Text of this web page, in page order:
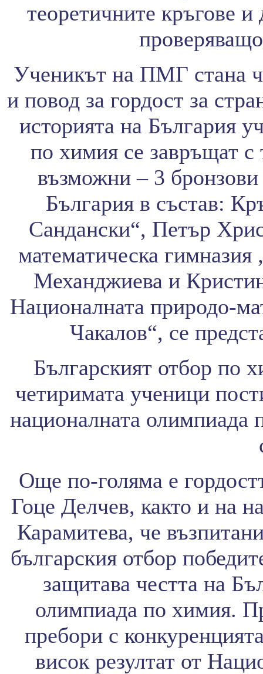
теоретичните кръгове
Ученикът на ПМГ стана
и повод за гордост за
историята на България
по химия се завръщат с
възможни – 3
България в състав:
Сандански“, Петър
математическа
Механджиева и
Националната природо-
Чакалов“, се
Българският отбор по
четиримата ученици
националната олимпиада
Още по-голяма е
Гоце Делчев, както и на
Карамитева, че
българския отбор
защитава честта на
олимпиада по химия.
пребори с
висок резултат от